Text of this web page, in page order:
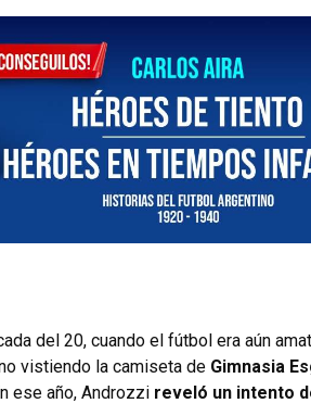
del 20, cuando el fútbol era aún
vistiendo la camiseta de Gimnasia
ese año, Androzzi reveló un intento